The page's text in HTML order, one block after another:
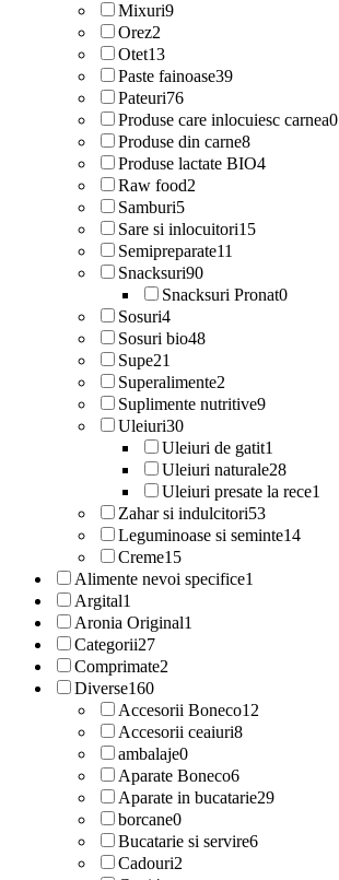
Mixuri9
Orez2
Otet13
Paste fainoase39
Pateuri76
Produse care inlocuiesc carnea0
Produse din carne8
Produse lactate BIO4
Raw food2
Samburi5
Sare si inlocuitori15
Semipreparate11
Snacksuri90
Snacksuri Pronat0
Sosuri4
Sosuri bio48
Supe21
Superalimente2
Suplimente nutritive9
Uleiuri30
Uleiuri de gatit1
Uleiuri naturale28
Uleiuri presate la rece1
Zahar si indulcitori53
Leguminoase si seminte14
Creme15
Alimente nevoi specifice1
Argital1
Aronia Original1
Categorii27
Comprimate2
Diverse160
Accesorii Boneco12
Accesorii ceaiuri8
ambalaje0
Aparate Boneco6
Aparate in bucatarie29
borcane0
Bucatarie si servire6
Cadouri2